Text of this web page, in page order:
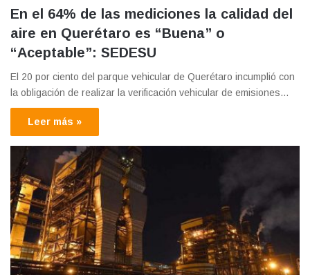
En el 64% de las mediciones la calidad del
aire en Querétaro es “Buena” o
“Aceptable”: SEDESU
El 20 por ciento del parque vehicular de Querétaro incumplió con
la obligación de realizar la verificación vehicular de emisiones…
Leer más »